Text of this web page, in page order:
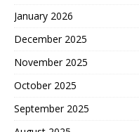
January 2026
December 2025
November 2025
October 2025
September 2025